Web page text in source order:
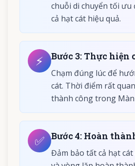
chuỗi di chuyển tối
cả hạt cát hiệu quả.
⚡ Bước 3: Thực hiện
Chạm đúng lúc để
cát. Thời điểm rất
thành công trong Màn
✅ Bước 4: Hoàn
Đảm bảo tất cả hạt